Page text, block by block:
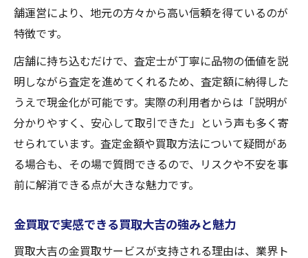
舗運営により、地元の方々から高い信頼を得ているのが
特徴です。
店舗に持ち込むだけで、査定士が丁寧に品物の価値を説
明しながら査定を進めてくれるため、査定額に納得した
うえで現金化が可能です。実際の利用者からは「説明が
分かりやすく、安心して取引できた」という声も多く寄
せられています。査定金額や買取方法について疑問があ
る場合も、その場で質問できるので、リスクや不安を事
前に解消できる点が大きな魅力です。
金買取で実感できる買取大吉の強みと魅力
買取大吉の金買取サービスが支持される理由は、業界ト